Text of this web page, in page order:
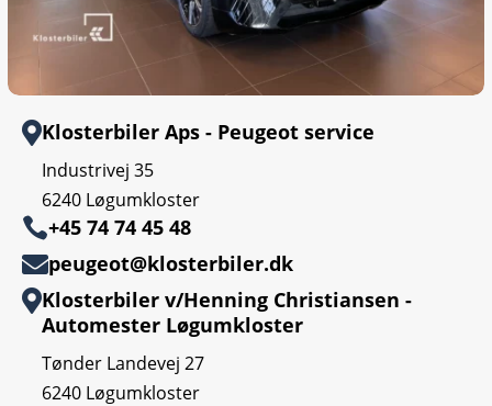
Klosterbiler Aps - Peugeot service
Industrivej 35
6240 Løgumkloster
+45 74 74 45 48
peugeot@klosterbiler.dk
Klosterbiler v/Henning Christiansen -
Automester Løgumkloster
Tønder Landevej 27
6240 Løgumkloster